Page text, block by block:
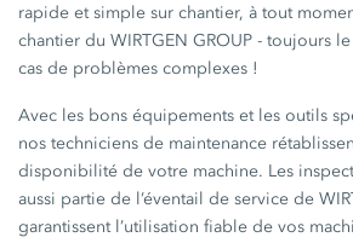
rapide et simple sur chantier, à tout
chantier du WIRTGEN GROUP - toujours
cas de problèmes complexes !
Avec les bons équipements et les outils
nos techniciens de maintenance
disponibilité de votre machine. Les
aussi partie de l’éventail de service de
garantissent l’utilisation fiable de vos